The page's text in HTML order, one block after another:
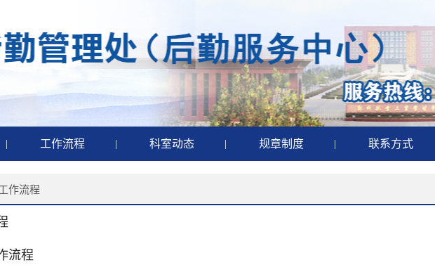
| 工作流程 | 科室动态 | 规章制度 | 联系方式
作流程
流程